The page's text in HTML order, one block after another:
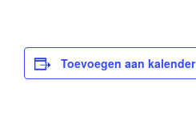
Toevoegen aan kalender